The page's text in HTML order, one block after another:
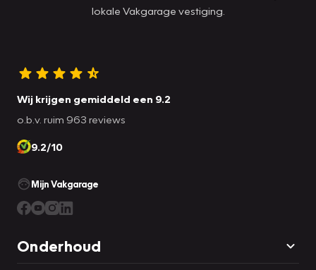
lokale Vakgarage vestiging.
Wij krijgen gemiddeld een 9.2
o.b.v. ruim 963 reviews
9.2/10
Mijn Vakgarage
Onderhoud